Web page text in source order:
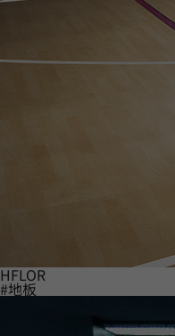
HFLOR
#地板